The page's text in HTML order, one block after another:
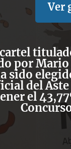
Ver
por
sido
del
el